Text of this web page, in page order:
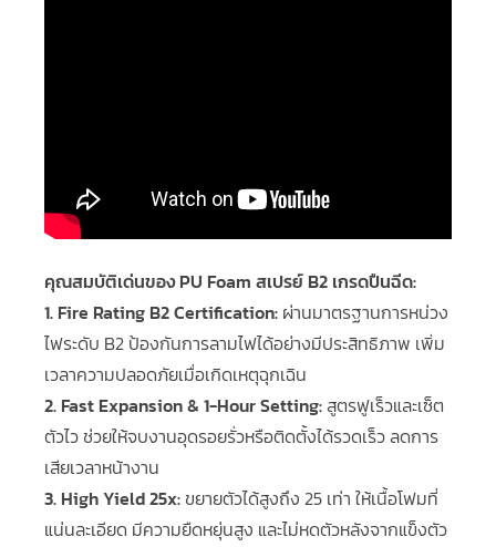
คุณสมบัติเด่นของ PU Foam สเปรย์ B2 เกรดปืนฉีด:
1. Fire Rating B2 Certification: ผ่านมาตรฐานการหน่วง
ไฟระดับ B2 ป้องกันการลามไฟได้อย่างมีประสิทธิภาพ เพิ่ม
เวลาความปลอดภัยเมื่อเกิดเหตุฉุกเฉิน
2. Fast Expansion & 1-Hour Setting:สูตรฟูเร็วและเซ็ต
ตัวไว ช่วยให้จบงานอุดรอยรั่วหรือติดตั้งได้รวดเร็ว ลดการ
เสียเวลาหน้างาน
3. High Yield 25x:ขยายตัวได้สูงถึง 25 เท่า ให้เนื้อโฟมที่
แน่นละเอียด มีความยืดหยุ่นสูง และไม่หดตัวหลังจากแข็งตัว